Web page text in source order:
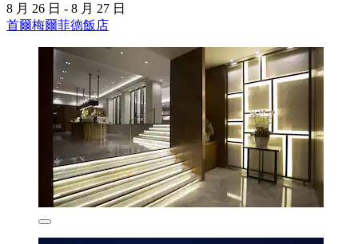
8 月 26 日 - 8 月 27 日
首爾梅爾菲德飯店